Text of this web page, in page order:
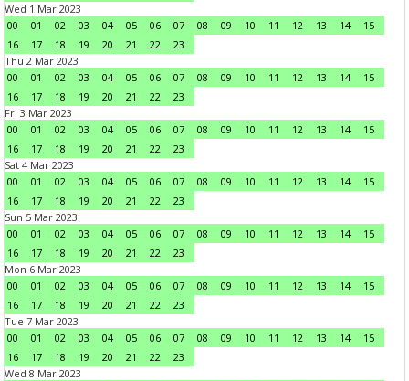
Wed 1 Mar 2023
00
01 02 03 04 05 06 07 08 09 10 11 12 13 14
15
16
17 18 19 20 21 22
23
Thu 2 Mar 2023
00
01 02 03 04 05 06 07 08 09 10 11 12 13 14
15
16
17 18 19 20 21 22
23
Fri 3 Mar 2023
00
01 02 03 04 05 06 07 08 09 10 11 12 13 14
15
16
17 18 19 20 21 22
23
Sat 4 Mar 2023
00
01 02 03 04 05 06 07 08 09 10 11 12 13 14
15
16
17 18 19 20 21 22
23
Sun 5 Mar 2023
00
01 02 03 04 05 06 07 08 09 10 11 12 13 14
15
16
17 18 19 20 21 22
23
Mon 6 Mar 2023
00
01 02 03 04 05 06 07 08 09 10 11 12 13 14
15
16
17 18 19 20 21 22
23
Tue 7 Mar 2023
00
01 02 03 04 05 06 07 08 09 10 11 12 13 14
15
16
17 18 19 20 21 22
23
Wed 8 Mar 2023